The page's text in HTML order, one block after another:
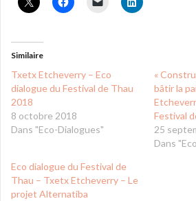
Similaire
Txetx Etcheverry – Eco
dialogue du Festival de Thau
2018
8 octobre 2018
Dans "Eco-Dialogues"
«
bâtir la
Festival
25
Dans
Eco dialogue du Festival de
Thau – Txetx Etcheverry – Le
projet Alternatiba